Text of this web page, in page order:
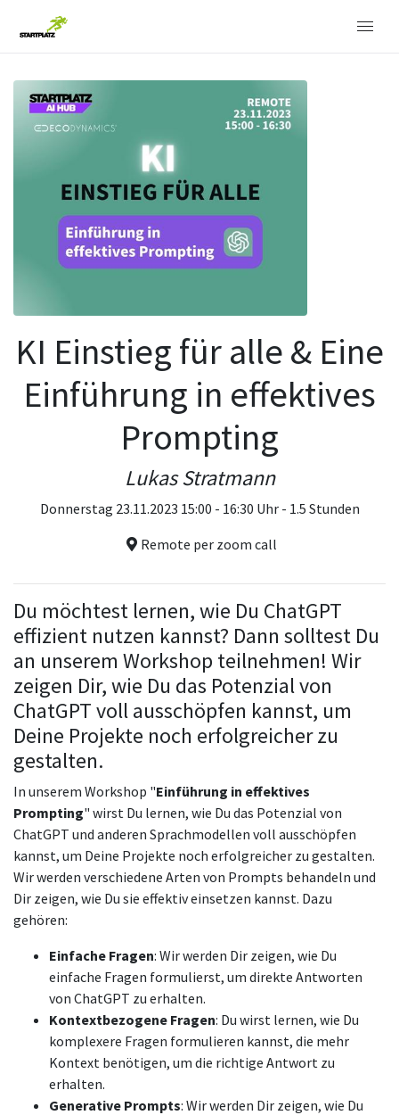
KI Einstieg für alle & Eine
Einführung in effektives
Prompting
Lukas Stratmann
Donnerstag 23.11.2023 15:00 - 16:30 Uhr - 1.5 Stunden
Remote per zoom call
Du möchtest lernen, wie Du ChatGPT
effizient nutzen kannst? Dann solltest Du
an unserem Workshop teilnehmen! Wir
zeigen Dir, wie Du das Potenzial von
ChatGPT voll ausschöpfen kannst, um
Deine Projekte noch erfolgreicher zu
gestalten.
In unserem Workshop "Einführung in effektives
Prompting" wirst Du lernen, wie Du das Potenzial von
ChatGPT und anderen Sprachmodellen voll ausschöpfen
kannst, um Deine Projekte noch erfolgreicher zu gestalten.
Wir werden verschiedene Arten von Prompts behandeln und
Dir zeigen, wie Du sie effektiv einsetzen kannst. Dazu
gehören:
Einfache Fragen: Wir werden Dir zeigen, wie Du
einfache Fragen formulierst, um direkte Antworten
von ChatGPT zu erhalten.
Kontextbezogene Fragen: Du wirst lernen, wie Du
komplexere Fragen formulieren kannst, die mehr
Kontext benötigen, um die richtige Antwort zu
erhalten.
Generative Prompts: Wir werden Dir zeigen, wie Du